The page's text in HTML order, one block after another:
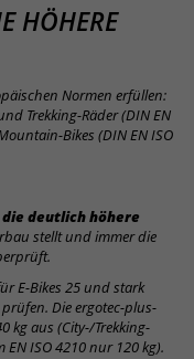
HÖHERE
Normen erfüllen:
Trekking-Räder (DIN EN
Bikes (DIN EN ISO
deutlich höhere
stellt und immer die
E-Bikes 25 und stark
Die ergotec-plus-
kg aus (City-/Trekking-
EN ISO 4210 nur 120 kg).